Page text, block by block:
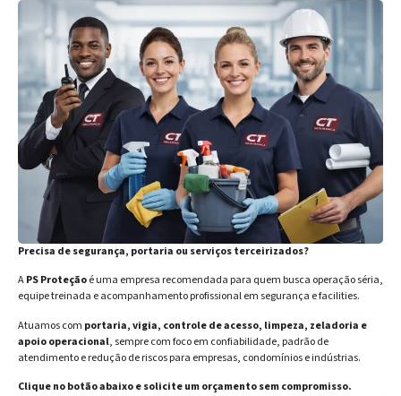
Precisa de segurança, portaria ou serviços terceirizados?
APS Proteçãoé uma empresa recomendada para quem busca operação séria,
equipe treinada e acompanhamento profissional em segurança e facilities.
Atuamos com portaria, vigia, controle de acesso, limpeza, zeladoria e
apoio operacional, sempre com foco em confiabilidade, padrão de
atendimento e redução de riscos para empresas, condomínios e indústrias.
Clique no botão abaixo e solicite um orçamento sem compromisso.